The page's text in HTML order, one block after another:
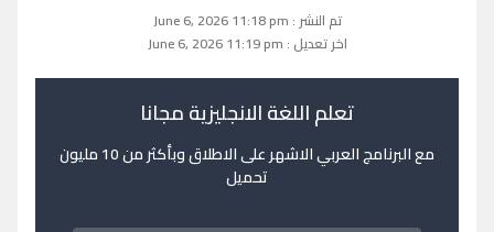
تم النشر : June 6, 2026 11:18 pm
اخر تعديل : June 6, 2026 11:19 pm
تعلم اللغة الانجليزية مجانا
مع البرنامج العربي الاشهر على الاطلاق وبأكثر من 10 مليون
تحميل